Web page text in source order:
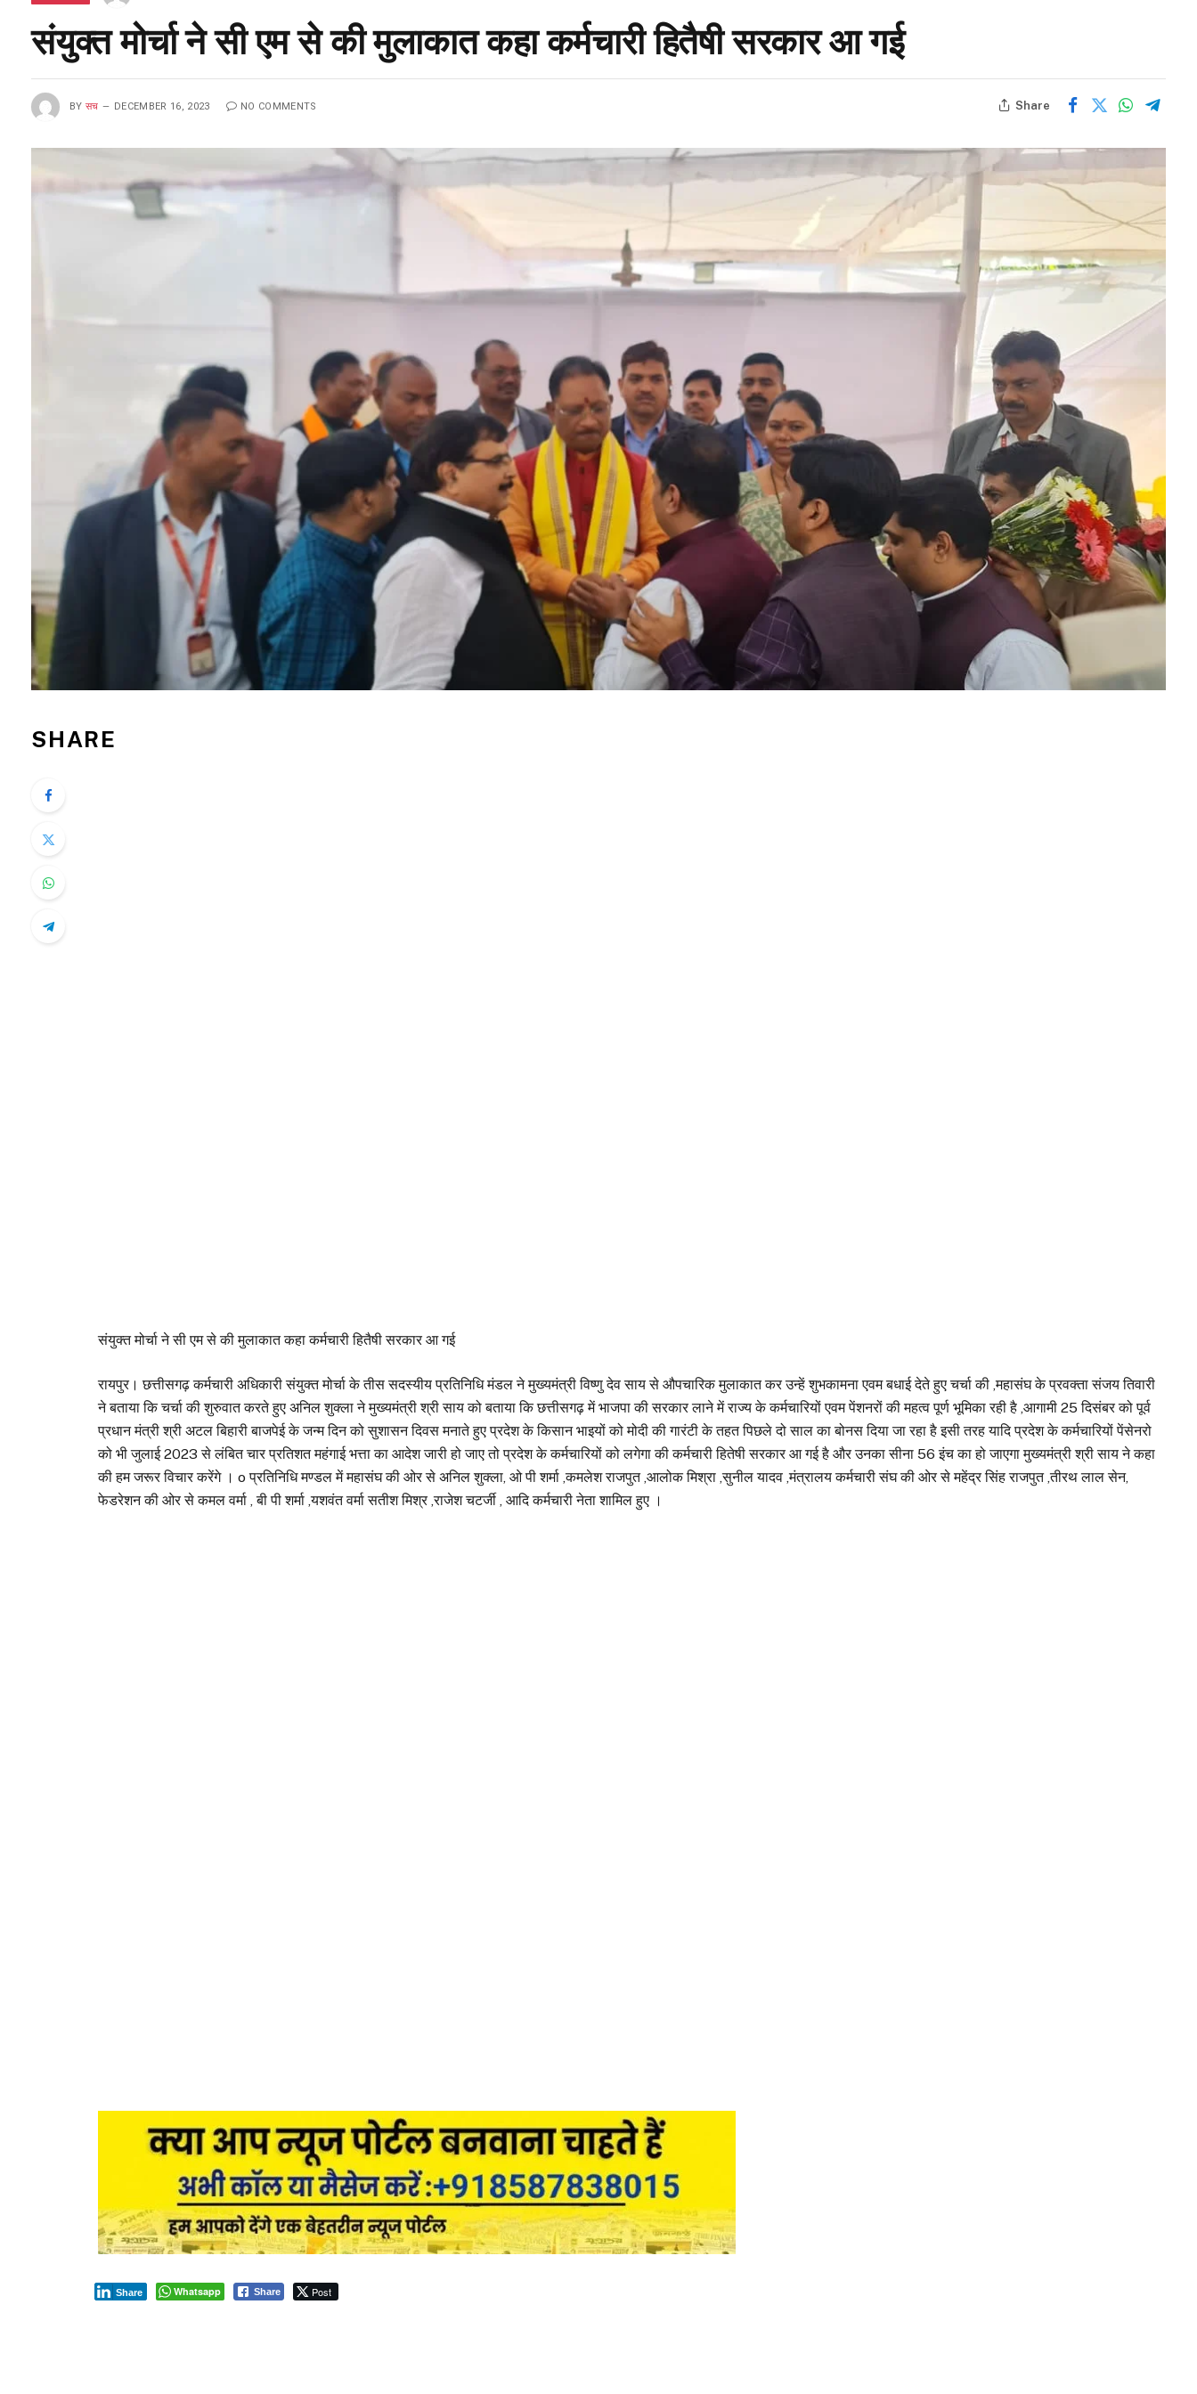
संयुक्त मोर्चा ने सी एम से की मुलाकात कहा कर्मचारी हितैषी सरकार आ गई
BY सच DECEMBER 16, 2023 NO COMMENTS Share
SHARE
संयुक्त मोर्चा ने सी एम से की मुलाकात कहा कर्मचारी हितैषी सरकार आ गई
रायपुर। छत्तीसगढ़ कर्मचारी अधिकारी संयुक्त मोर्चा के तीस सदस्यीय प्रतिनिधि मंडल ने मुख्यमंत्री विष्णु देव साय से औपचारिक मुलाकात कर उन्हें शुभकामना एवम बधाई देते हुए चर्चा की ,महासंघ के प्रवक्ता संजय तिवारी
ने बताया कि चर्चा की शुरुवात करते हुए अनिल शुक्ला ने मुख्यमंत्री श्री साय को बताया कि छत्तीसगढ़ में भाजपा की सरकार लाने में राज्य के कर्मचारियों एवम पेंशनरों की महत्व पूर्ण भूमिका रही है ,आगामी 25 दिसंबर को पूर्व
प्रधान मंत्री श्री अटल बिहारी बाजपेई के जन्म दिन को सुशासन दिवस मनाते हुए प्रदेश के किसान भाइयों को मोदी की गारंटी के तहत पिछले दो साल का बोनस दिया जा रहा है इसी तरह यादि प्रदेश के कर्मचारियों पेंसेनरो
को भी जुलाई 2023 से लंबित चार प्रतिशत महंगाई भत्ता का आदेश जारी हो जाए तो प्रदेश के कर्मचारियों को लगेगा की कर्मचारी हितेषी सरकार आ गई है और उनका सीना 56 इंच का हो जाएगा मुख्यमंत्री श्री साय ने कहा
की हम जरूर विचार करेंगे । o प्रतिनिधि मण्डल में महासंघ की ओर से अनिल शुक्ला, ओ पी शर्मा ,कमलेश राजपुत ,आलोक मिश्रा ,सुनील यादव ,मंत्रालय कर्मचारी संघ की ओर से महेंद्र सिंह राजपुत ,तीरथ लाल सेन,
फेडरेशन की ओर से कमल वर्मा , बी पी शर्मा ,यशवंत वर्मा सतीश मिश्र ,राजेश चटर्जी , आदि कर्मचारी नेता शामिल हुए ।
Whatsapp Share Post
Share